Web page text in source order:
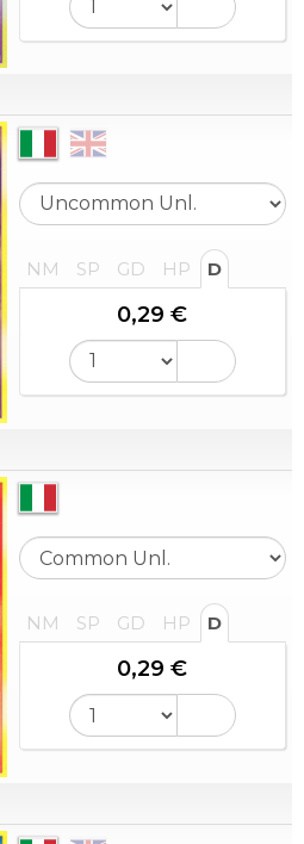
NM SP GD HP D
0,29 €
NM SP GD HP D
0,29 €